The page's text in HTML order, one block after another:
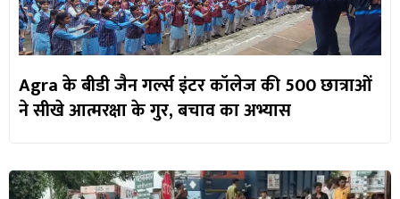
Agra के बीडी जैन गर्ल्स इंटर कॉलेज की 500 छात्राओं
ने सीखे आत्मरक्षा के गुर, बचाव का अभ्यास